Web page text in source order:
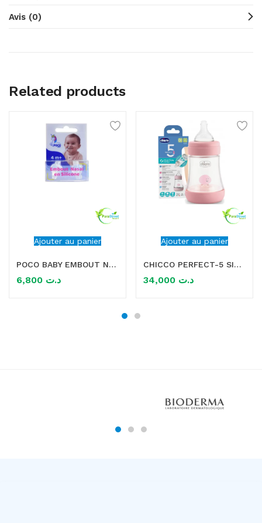
Avis (0)
Related products
Ajouter au panier
POCO BABY EMBOUT NASAL EN SILICONE
د.ت
Ajouter au panier
CHICCO PERFECT-5 SILICONE ROSE BOTTLE 150ML
د.ت